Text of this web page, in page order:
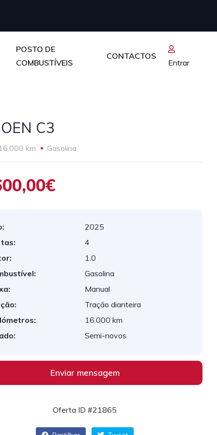
POSTO DE
COMBUSTÍVEIS
CONTACTOS
Entrar
C3
km Gasolina
2025
4
1.0
Gasolina
Manual
Tração dianteira
16.000 km
Semi-novos
Enviar mensagem
Oferta ID #21865